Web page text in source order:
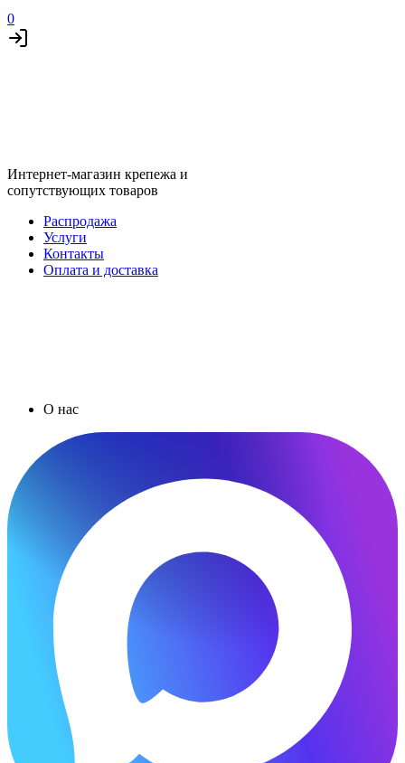
0
Интернет-магазин крепежа и
сопутствующих товаров
Распродажа
Услуги
Контакты
Оплата и доставка
О нас